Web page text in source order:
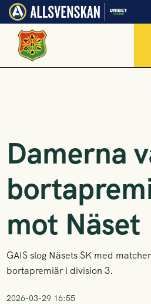
Damerna
mot Näset
GAIS slog Näsets SK med
bortapremiär i division 3.
2026-03-29 16:55